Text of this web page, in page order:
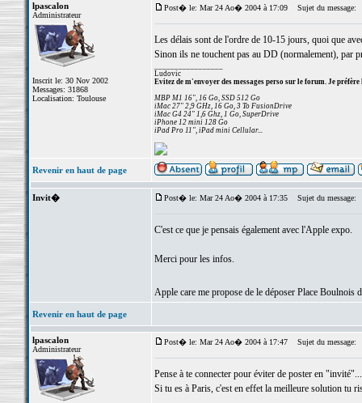
lpascalon
Administrateur
Inscrit le: 30 Nov 2002
Messages: 31868
Localisation: Toulouse
Post� le: Mar 24 Ao� 2004 à 17:09 Sujet du message:
Les délais sont de l'ordre de 10-15 jours, quoi que
Sinon ils ne touchent pas au DD (normalement), par
Ludovic
Evitez de m'envoyer des messages perso sur le forum. Je préfère
MBP M1 16", 16 Go, SSD 512 Go
iMac 27" 2,9 GHz, 16 Go, 3 To FusionDrive
iMac G4 24" 1,6 Ghz, 1 Go, SuperDrive
iPhone 12 mini 128 Go
iPad Pro 11", iPad mini Cellular...
Revenir en haut de page
Invit� Post� le: Mar 24 Ao� 2004 à 17:35 Sujet du message:
C'est ce que je pensais également avec l'Apple expo.
Merci pour les infos.
Apple care me propose de le déposer Place Boulnois
Revenir en haut de page
lpascalon
Administrateur
Post� le: Mar 24 Ao� 2004 à 17:47 Sujet du message:
Pense à te connecter pour éviter de poster en "invité"...
Si tu es à Paris, c'est en effet la meilleure solution tu